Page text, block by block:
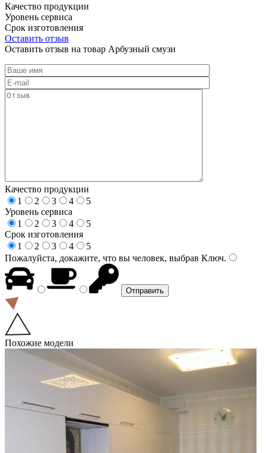
Качество продукции
Уровень сервиса
Срок изготовления
Оставить отзыв
Оставить отзыв на товар Арбузный смузи
Качество продукции
1
2 3 4
5
Уровень сервиса
1
2 3 4
5
Срок изготовления
1
2 3 4
5
Пожалуйста, докажите, что вы человек, выбрав Ключ.
Похожие модели